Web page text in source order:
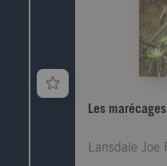
Les marécages
Lansdale